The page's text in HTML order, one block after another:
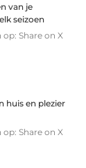
van je
seizoen
Share on X
huis en plezier
Share on X